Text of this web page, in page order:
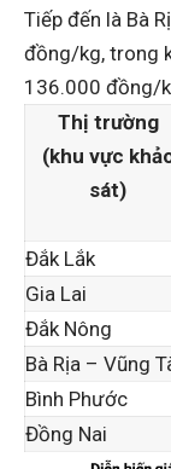
Tiếp đến là Bà
đồng/kg, trong
136.000 đồng/
Thị trường
(khu vực
sát)
Đắk Lắk
Gia Lai
Đắk Nông
Bà Rịa – Vũng
Bình Phước
Đồng Nai